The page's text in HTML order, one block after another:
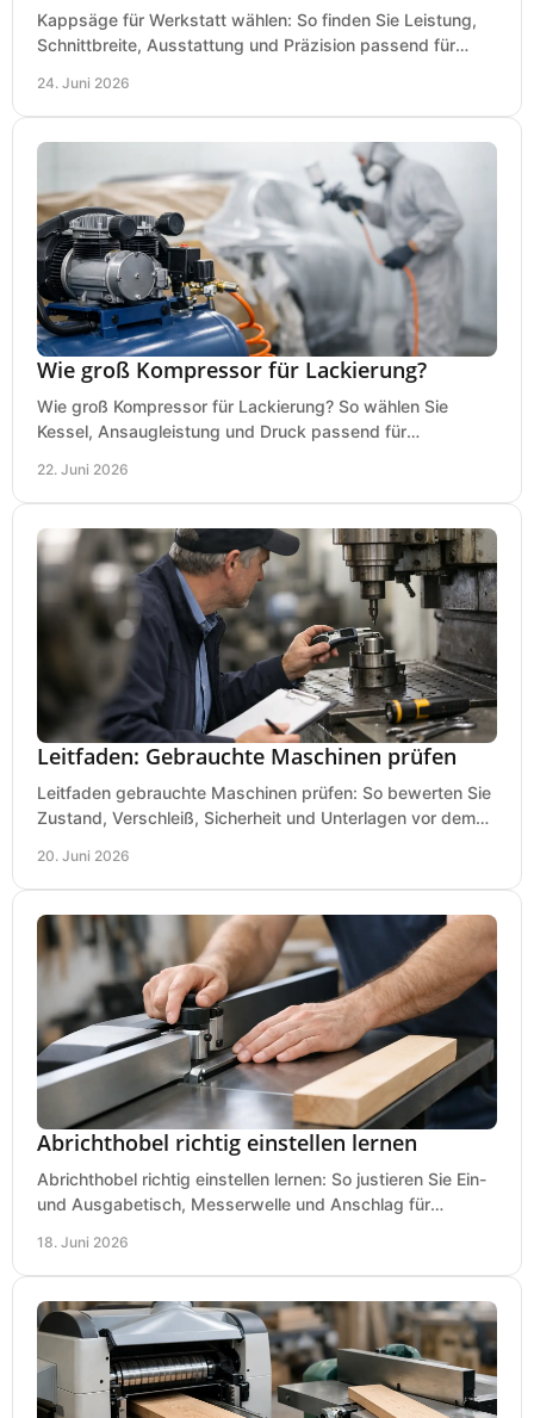
Kappsäge für Werkstatt wählen: So finden Sie Leistung,
Schnittbreite, Ausstattung und Präzision passend für
24. Juni 2026
Wie groß Kompressor für Lackierung?
Wie groß Kompressor für Lackierung? So wählen Sie
Kessel, Ansaugleistung und Druck passend für
22. Juni 2026
Leitfaden: Gebrauchte Maschinen prüfen
Leitfaden gebrauchte Maschinen prüfen: So bewerten Sie
Zustand, Verschleiß, Sicherheit und Unterlagen vor dem
20. Juni 2026
Abrichthobel richtig einstellen lernen
Abrichthobel richtig einstellen lernen: So justieren Sie Ein-
und Ausgabetisch, Messerwelle und Anschlag für
18. Juni 2026